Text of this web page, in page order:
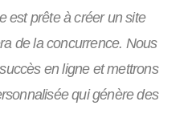
est prête à créer un site
de la concurrence. Nous
en ligne et mettrons
qui génère des